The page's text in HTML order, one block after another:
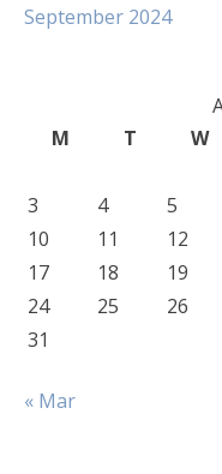
September 2024
M
T W
3
4 5
10
11 12
17
18 19
24
25 26
31
« Mar